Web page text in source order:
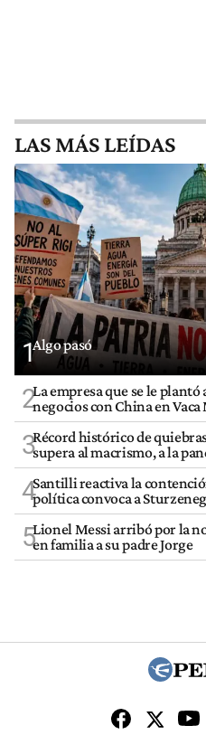
LAS MÁS LEÍDAS
1Algo pasó
2La empresa que se le plantó
negocios con China en
3Récord histórico de
supera al macrismo, a la
4Santilli reactiva la
política convoca a
5Lionel Messi arribó por la
en familia a su padre Jorge